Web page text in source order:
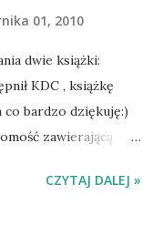
01, 2010
dwie książki:
KDC , książkę
co bardzo dziękuję:)
zawierającą
8:00. Zapraszam
CZYTAJ DALEJ »